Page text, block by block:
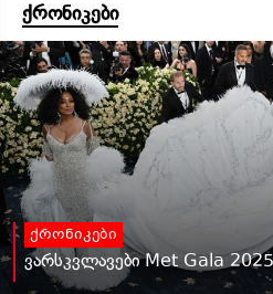
ქრონიკები
ქრონიკები
ვარსკვლავები Met Gala